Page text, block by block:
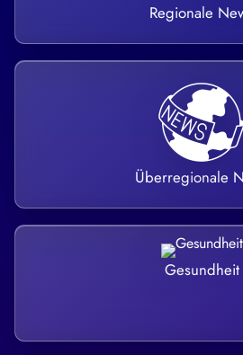
Regionale
Überregionale
Gesundheit